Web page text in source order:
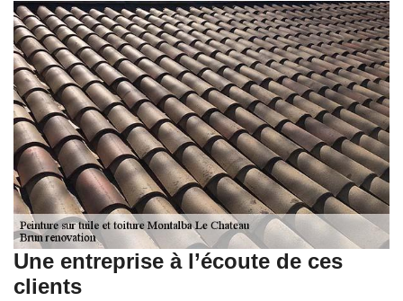
Une entreprise à l’écoute de ces
clients